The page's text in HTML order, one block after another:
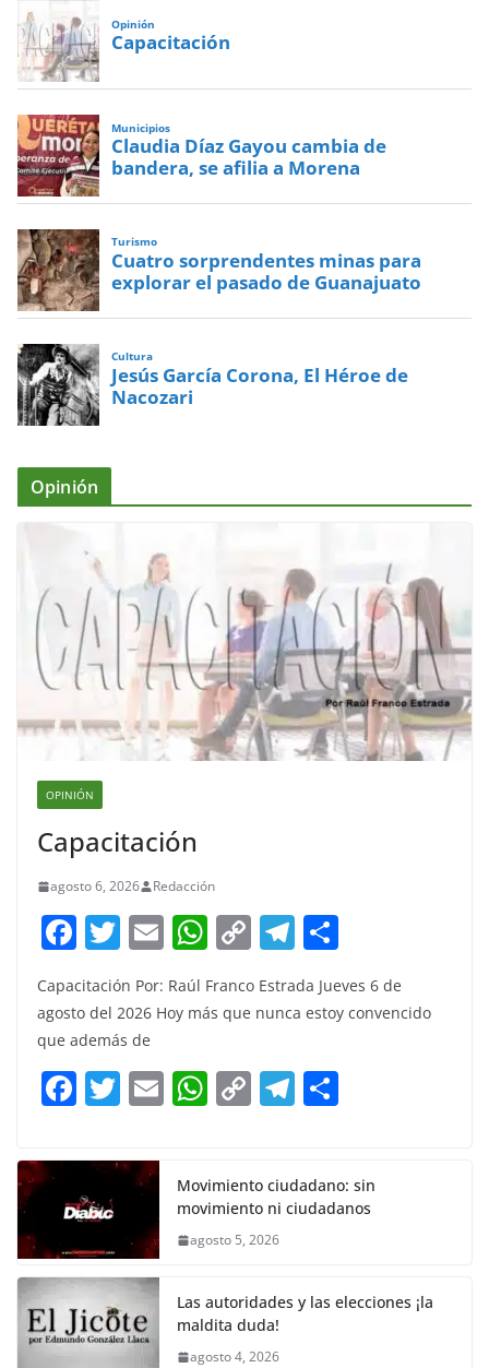
Opinión
Capacitación
Municipios
Claudia Díaz Gayou cambia de
bandera, se afilia a Morena
Turismo
Cuatro sorprendentes minas para
explorar el pasado de Guanajuato
Cultura
Jesús García Corona, El Héroe de
Nacozari
Opinión
OPINIÓN
Capacitación
agosto 6, 2026 Redacción
F
a
c
e
b
o
k
T
itt
er
E
m
ai
W
at
A
p
C
p
Li
n
T
el
e
a
m
ar
e
Capacitación Por: Raúl Franco Estrada Jueves 6 de
agosto del 2026 Hoy más que nunca estoy convencido
que además de
F
c
e
b
o
o
k
T
itt
er
E W
s
A
p
C
y
Li
k
T
gr
a
e
Movimiento ciudadano: sin
movimiento ni ciudadanos
agosto 5, 2026
Las autoridades y las elecciones ¡la
maldita duda!
agosto 4, 2026